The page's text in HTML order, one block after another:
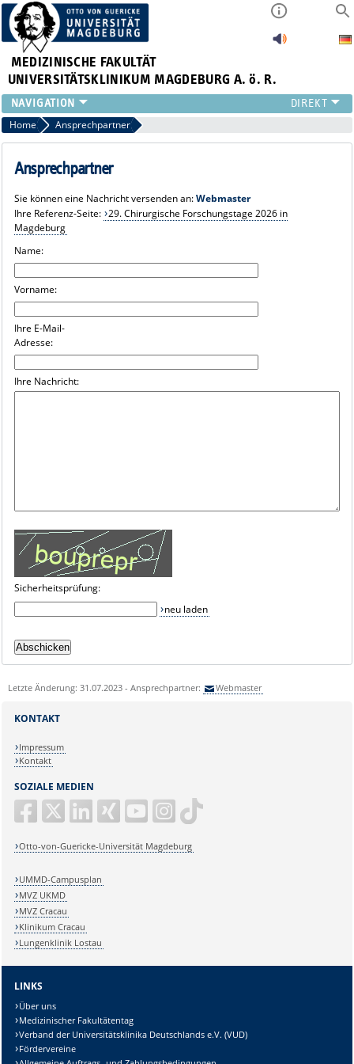
MEDIZINISCHE FAKULTÄT
UNIVERSITÄTSKLINIKUM MAGDEBURG A. ö. R.
INSTITUTE
KLINIKEN
ZENTRALE EINRICHTUNGEN
PRESSE
ÜBER UNS
INTRANET
Home Ansprechpartner
Ansprechpartner
Sie können eine Nachricht versenden an:Webmaster
Ihre Referenz-Seite: 29. Chirurgische Forschungstage 2026 in
Magdeburg
Name:
Vorname:
Ihre E-Mail-
Adresse:
Ihre Nachricht:
Sicherheitsprüfung:
neu laden
Letzte Änderung: 31.07.2023 - Ansprechpartner: Webmaster
SOZIALE MEDIEN
Otto-von-Guericke-Universität Magdeburg
KONTAKT
Impressum
Kontakt
UMMD-Campusplan
MVZ UKMD
MVZ Cracau
Klinikum Cracau
Lungenklinik Lostau
LINKS
Über uns
Medizinischer Fakultätentag
Verband der Universitätsklinika Deutschlands e.V. (VUD)
Fördervereine